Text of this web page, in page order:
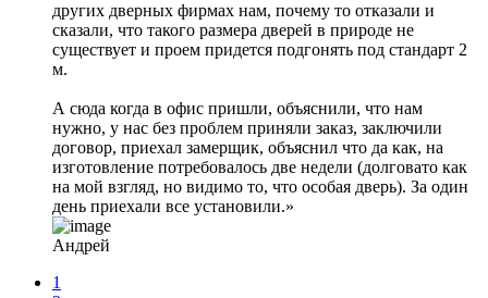
других дверных фирмах нам, почему то отказали и
сказали, что такого размера дверей в природе не
существует и проем придется подгонять под стандарт 2
м.
А сюда когда в офис пришли, объяснили, что нам
нужно, у нас без проблем приняли заказ, заключили
договор, приехал замерщик, объяснил что да как, на
изготовление потребовалось две недели (долговато как
на мой взгляд, но видимо то, что особая дверь). За один
день приехали все установили.
Андрей
1